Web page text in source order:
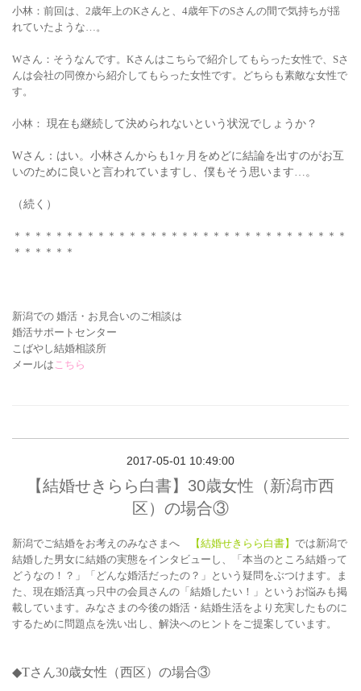
小林：前回は、2歳年上のKさんと、4歳年下のSさんの間で気持ちが揺
れていたような…。
Wさん：そうなんです。Kさんはこちらで紹介してもらった女性で、Sさ
んは会社の同僚から紹介してもらった女性です。どちらも素敵な女性で
す。
小林： 現在も継続して決められないという状況でしょうか？
Wさん：はい。小林さんからも1ヶ月をめどに結論を出すのがお互
いのために良いと言われていますし、僕もそう思います…。
（続く）
＊＊＊＊＊＊＊＊＊＊＊＊＊＊＊＊＊＊＊＊＊＊＊＊＊＊＊＊＊＊＊＊
＊＊＊＊＊＊
新潟での 婚活・お見合いのご相談は
婚活サポートセンター
こばやし結婚相談所
メールはこちら
2017-05-01 10:49:00
【結婚せきらら白書】30歳女性（新潟市西
区）の場合③
新潟でご結婚をお考えのみなさまへ 【結婚せきらら白書】 では新潟で
結婚した男女に結婚の実態をインタビューし、「本当のところ結婚って
どうなの！？」「どんな婚活だったの？」という疑問をぶつけます。ま
た、現在婚活真っ只中の会員さんの「結婚したい！」というお悩みも掲
載しています。みなさまの今後の婚活・結婚生活をより充実したものに
するために問題点を洗い出し、解決へのヒントをご提案しています。
◆Tさん30歳女性（西区）の場合③